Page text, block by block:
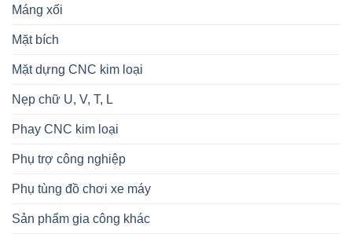
Máng xối
Mặt bích
Mặt dựng CNC kim loại
Nẹp chữ U, V, T, L
Phay CNC kim loại
Phụ trợ công nghiệp
Phụ tùng đồ chơi xe máy
Sản phẩm gia công khác